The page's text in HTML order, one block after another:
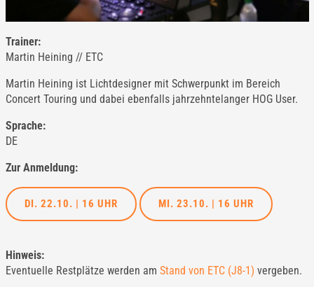
Trainer:
Martin Heining // ETC
Martin Heining ist Lichtdesigner mit Schwerpunkt im Bereich
Concert Touring und dabei ebenfalls jahrzehntelanger HOG User.
Sprache:
DE
Zur Anmeldung:
DI. 22.10. | 16 UHR MI. 23.10. | 16 UHR
Hinweis:
Eventuelle Restplätze werden am Stand von ETC (J8-1) vergeben.